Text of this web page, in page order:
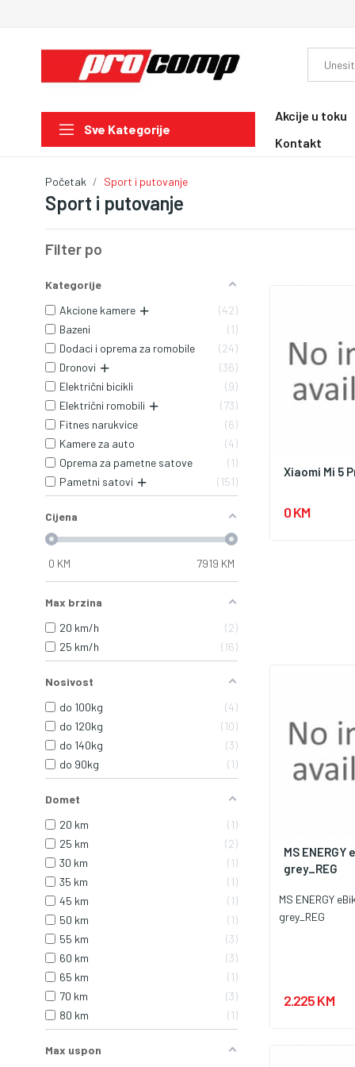
Sve Kategorije
Akcije u toku
Kontakt
Sport i putovanje
Početak Sport i putovanje
Filter po
Kategorije
Akcione kamere
42
Bazeni
1
Dodaci i oprema za romobile
24
Dronovi
36
Električni bicikli
9
Električni romobili
73
Fitnes narukvice
6
Kamere za auto
4
Oprema za pametne satove
1
Pametni satovi
151
Cijena
0 KM 7919 KM
Max brzina
20 km/h
2
25 km/h
16
Nosivost
do 100kg
4
do 120kg
10
do 140kg
3
do 90kg
1
Domet
20 km
1
25 km
2
30 km
1
35 km
1
45 km
1
50 km
1
55 km
3
60 km
3
65 km
1
70 km
3
80 km
1
Max uspon
Xiaomi Mi 5
0 KM
MS ENERGY
grey_REG
MS ENERGY
grey_REG
2.225 KM